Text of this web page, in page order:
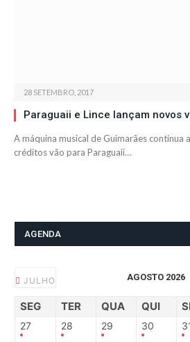
28 SETEMBRO, 2017
Paraguaii e Lince lançam novos
A máquina musical de Guimarães continua
créditos vão para Paraguaii…
AGENDA
JULHO AGOSTO 2026
SEG TER QUA QUI
27 28 29 30